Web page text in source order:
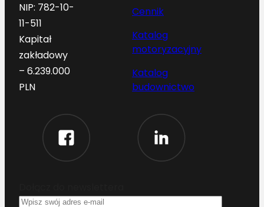
NIP: 782-10-
11-511
Kapitał
zakładowy
– 6.239.000
PLN
Cennik
Katalog
motoryzacyjny
Katalog
budownictwo